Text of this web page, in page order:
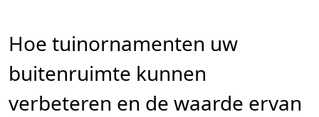
Hoe tuinornamenten uw
buitenruimte kunnen
verbeteren en de waarde ervan